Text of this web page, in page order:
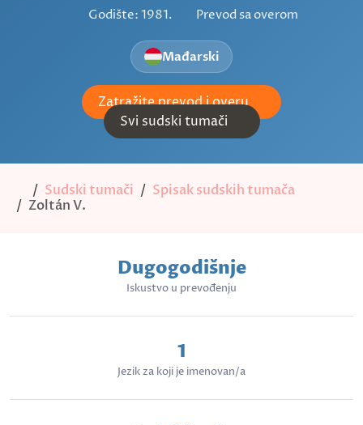
Godište: 1981. Prevod sa overom
Mađarski
Zatražite prevod i overu
Svi sudski tumači
Sudski tumači
Spisak sudskih tumača
Zoltán V.
Dugogodišnje
Iskustvo u prevođenju
1
Jezik za koji je imenovan/a